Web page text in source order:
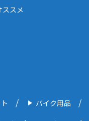
スメ
バイク用品